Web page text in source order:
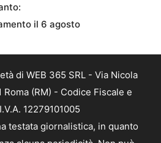
il 6 agosto
di WEB 365 SRL - Via Nicola
Roma (RM) - Codice Fiscale e
12279101005
testata giornalistica, in quanto